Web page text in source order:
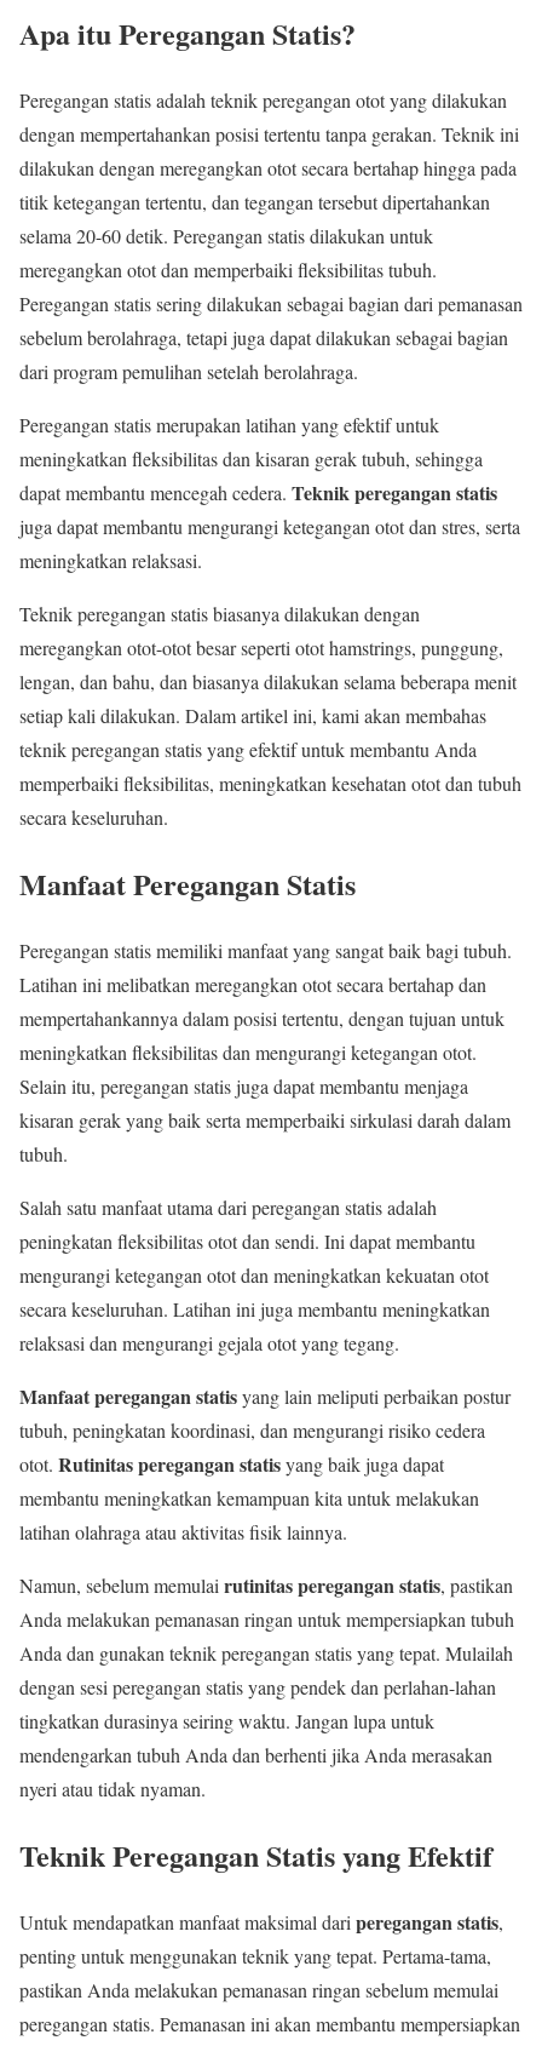
Apa itu Peregangan Statis?
Peregangan statis adalah teknik peregangan otot yang dilakukan
dengan mempertahankan posisi tertentu tanpa gerakan. Teknik ini
dilakukan dengan meregangkan otot secara bertahap hingga pada
titik ketegangan tertentu, dan tegangan tersebut dipertahankan
selama 20-60 detik. Peregangan statis dilakukan untuk
meregangkan otot dan memperbaiki fleksibilitas tubuh.
Peregangan statis sering dilakukan sebagai bagian dari pemanasan
sebelum berolahraga, tetapi juga dapat dilakukan sebagai bagian
dari program pemulihan setelah berolahraga.
Peregangan statis merupakan latihan yang efektif untuk
meningkatkan fleksibilitas dan kisaran gerak tubuh, sehingga
dapat membantu mencegah cedera. Teknik peregangan statis
juga dapat membantu mengurangi ketegangan otot dan stres, serta
meningkatkan relaksasi.
Teknik peregangan statis biasanya dilakukan dengan
meregangkan otot-otot besar seperti otot hamstrings, punggung,
lengan, dan bahu, dan biasanya dilakukan selama beberapa menit
setiap kali dilakukan. Dalam artikel ini, kami akan membahas
teknik peregangan statis yang efektif untuk membantu Anda
memperbaiki fleksibilitas, meningkatkan kesehatan otot dan tubuh
secara keseluruhan.
Manfaat Peregangan Statis
Peregangan statis memiliki manfaat yang sangat baik bagi tubuh.
Latihan ini melibatkan meregangkan otot secara bertahap dan
mempertahankannya dalam posisi tertentu, dengan tujuan untuk
meningkatkan fleksibilitas dan mengurangi ketegangan otot.
Selain itu, peregangan statis juga dapat membantu menjaga
kisaran gerak yang baik serta memperbaiki sirkulasi darah dalam
tubuh.
Salah satu manfaat utama dari peregangan statis adalah
peningkatan fleksibilitas otot dan sendi. Ini dapat membantu
mengurangi ketegangan otot dan meningkatkan kekuatan otot
secara keseluruhan. Latihan ini juga membantu meningkatkan
relaksasi dan mengurangi gejala otot yang tegang.
Manfaat peregangan statisyang lain meliputi perbaikan postur
tubuh, peningkatan koordinasi, dan mengurangi risiko cedera
otot. Rutinitas peregangan statisyang baik juga dapat
membantu meningkatkan kemampuan kita untuk melakukan
latihan olahraga atau aktivitas fisik lainnya.
Namun, sebelum memulai rutinitas peregangan statis, pastikan
Anda melakukan pemanasan ringan untuk mempersiapkan tubuh
Anda dan gunakan teknik peregangan statis yang tepat. Mulailah
dengan sesi peregangan statis yang pendek dan perlahan-lahan
tingkatkan durasinya seiring waktu. Jangan lupa untuk
mendengarkan tubuh Anda dan berhenti jika Anda merasakan
nyeri atau tidak nyaman.
Teknik Peregangan Statis yang Efektif
Untuk mendapatkan manfaat maksimal dari peregangan statis,
penting untuk menggunakan teknik yang tepat. Pertama-tama,
pastikan Anda melakukan pemanasan ringan sebelum memulai
peregangan statis. Pemanasan ini akan membantu mempersiapkan